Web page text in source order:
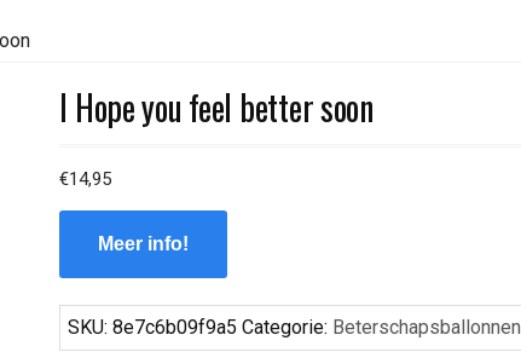
I Hope you feel better soon
€14,95
Meer info!
SKU:8e7c6b09f9a5 Categorie: Beterschapsballonnen